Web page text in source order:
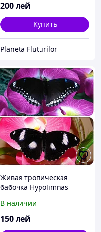
200лей
Купить
Planeta Fluturilor
Живая тропическая
бабочка Hypolimnas
В наличии
150лей